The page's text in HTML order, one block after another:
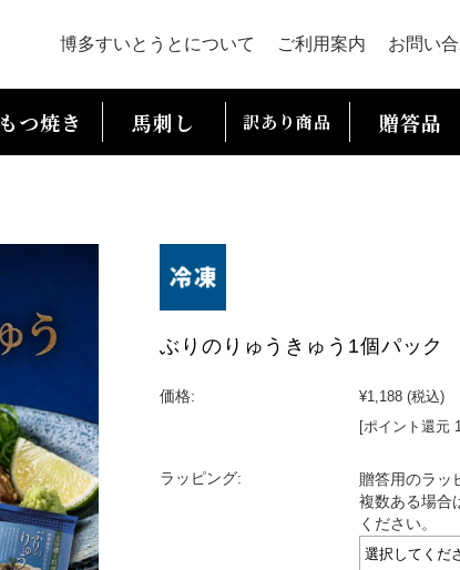
博多すいとうとについて ご利用案内 お問い
もつ焼き 馬刺し 訳あり商品 贈答品
ぶりのりゅうきゅう1個パック
価格: ¥1,188 (税込)
[ポイント還元
ラッピング:
贈答用のラッ
複数ある場合
ください。